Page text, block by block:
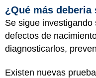
¿Qué más deberia
Se sigue
defectos de
diagnosticarlos,
Existen nuevas